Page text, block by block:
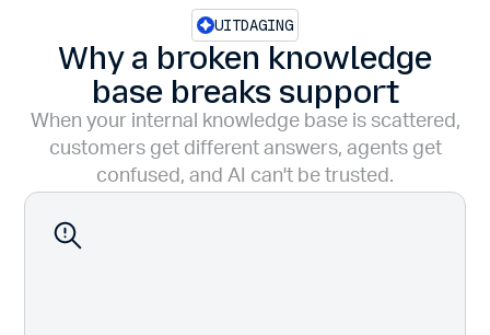
UITDAGING
Why a broken knowledge
base breaks support
When your internal knowledge base is scattered,
customers get different answers, agents get
confused, and AI can't be trusted.